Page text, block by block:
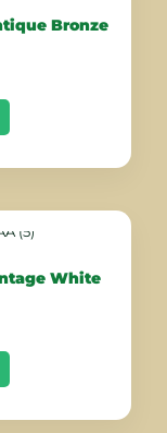
Bronze
White